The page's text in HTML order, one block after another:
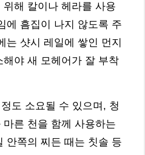
해 칼이나 헤라를 사용
에 흠집이 나지 않도록 주
는 샷시 레일에 쌓인 먼지
야 새 모헤어가 잘 부착
도 소요될 수 있으며, 청
른 천을 함께 사용하는
안쪽의 찌든 때는 칫솔 등